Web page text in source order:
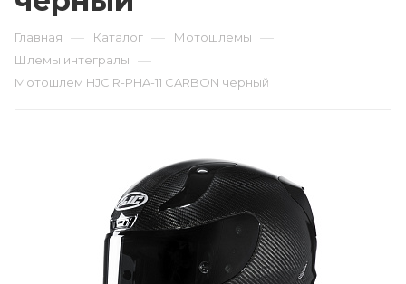
Главная — Каталог — Мотошлемы —
Шлемы интегралы —
Мотошлем HJC R-PHA-11 CARBON черный